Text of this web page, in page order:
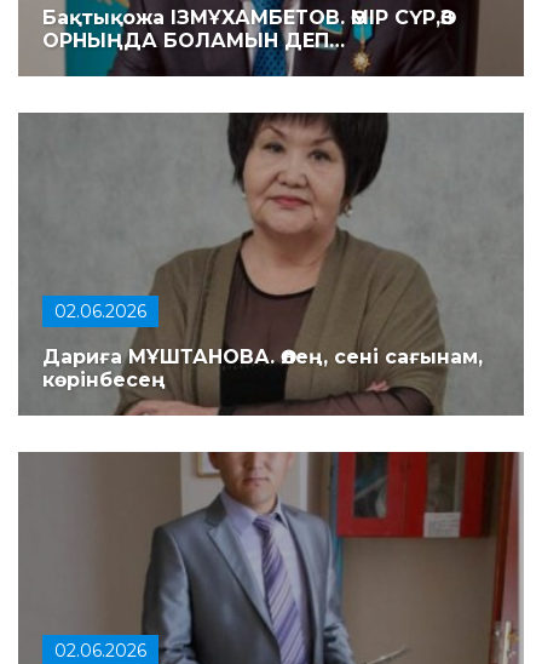
Бақтықожа ІЗМҰХАМБЕТОВ. ӨМІР СҮР,ӨЗ
ОРНЫҢДА БОЛАМЫН ДЕП…
02.06.2026
Дариға МҰШТАНОВА. Өлең, сені сағынам,
көрінбесең
02.06.2026